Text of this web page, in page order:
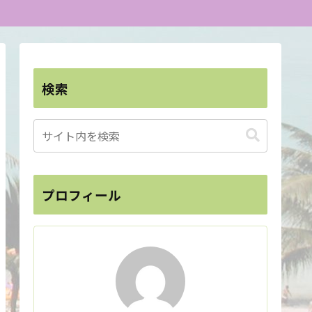
検索
プロフィール